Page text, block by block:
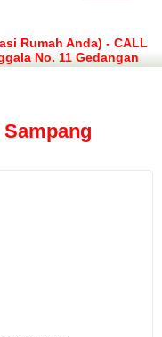
Rumah Anda) - CALL
No. 11 Gedangan